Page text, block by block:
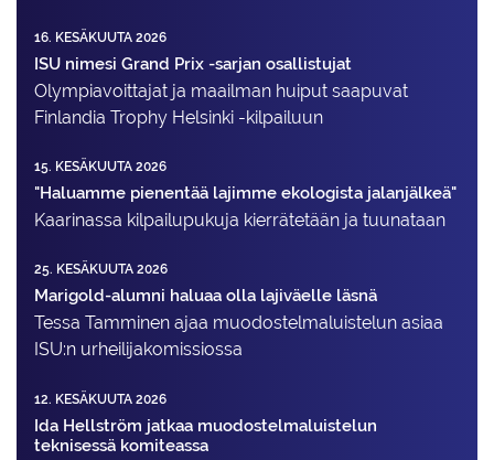
16. KESÄKUUTA 2026
ISU nimesi Grand Prix -sarjan osallistujat
Olympiavoittajat ja maailman huiput saapuvat
Finlandia Trophy Helsinki -kilpailuun
15. KESÄKUUTA 2026
"Haluamme pienentää lajimme ekologista jalanjälkeä"
Kaarinassa kilpailupukuja kierrätetään ja tuunataan
25. KESÄKUUTA 2026
Marigold-alumni haluaa olla lajiväelle läsnä
Tessa Tamminen ajaa muodostelma­luistelun asiaa
ISU:n urheilija­komissiossa
12. KESÄKUUTA 2026
Ida Hellström jatkaa muodostelmaluistelun
teknisessä komiteassa